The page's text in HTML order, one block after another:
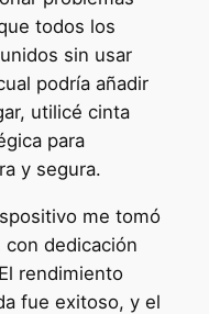
todos los
sin usar
podría añadir
utilicé cinta
para
y segura.
me tomó
dedicación
rendimiento
fue exitoso, y el